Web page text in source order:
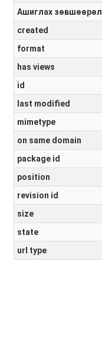
Ашиглах зөвшөөрөл
created
format
has views
id
last modified
mimetype
on same domain
package id
position
revision id
size
state
url type